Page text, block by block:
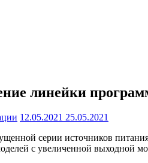
линейки
12.05.2021 25.05.2021
серии источников
с увеличенной выходной